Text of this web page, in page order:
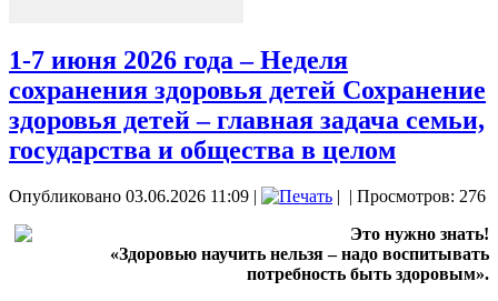
1-7 июня 2026 года – Неделя
сохранения здоровья детей Сохранение
здоровья детей – главная задача семьи,
государства и общества в целом
Опубликовано 03.06.2026 11:09 | | | Просмотров: 276
Это нужно знать!
«Здоровью научить нельзя – надо воспитывать
потребность быть здоровым».